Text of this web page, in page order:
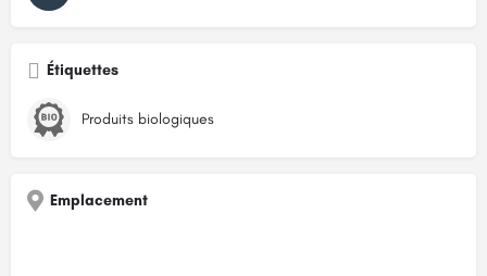
Étiquettes
Produits biologiques
Emplacement